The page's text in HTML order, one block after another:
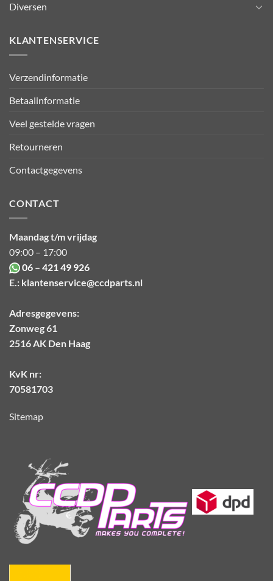
Diversen
KLANTENSERVICE
Verzendinformatie
Betaalinformatie
Veel gestelde vragen
Retourneren
Contactgegevens
CONTACT
Maandag t/m vrijdag
09:00 – 17:00
06 – 421 49 926
E.: klantenservice@ccdparts.nl
Adresgegevens:
Zonweg 61
2516 AK Den Haag
KvK nr:
70581703
Sitemap